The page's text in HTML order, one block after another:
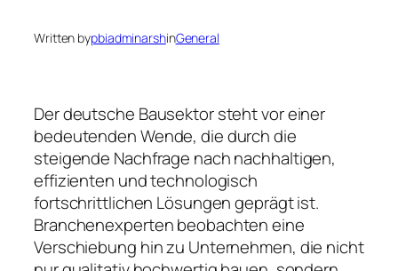
Written bypbiadminarshinGeneral
Der deutsche Bausektor steht vor einer
bedeutenden Wende, die durch die
steigende Nachfrage nach nachhaltigen,
effizienten und technologisch
fortschrittlichen Lösungen geprägt ist.
Branchenexperten beobachten eine
Verschiebung hin zu Unternehmen, die nicht